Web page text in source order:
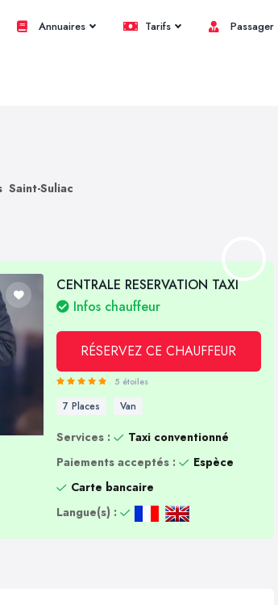
Annuaires Tarifs Passager
Saint-Suliac
CENTRALE RESERVATION TAXI
Infos chauffeur
RÉSERVEZ CE CHAUFFEUR
5 étoiles
7 Places Van
Services :
Taxi conventionné
Paiements acceptés :
Espèce
Carte bancaire
Langue(s) :